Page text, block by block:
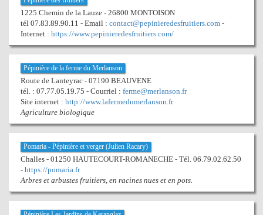
1225 Chemin de la Lauze - 26800 MONTOISON
tél 07.83.89.90.11 - Email : contact@pepinieredesfruitiers.com -
Internet : https://www.pepinieredesfruitiers.com/
Pépinière de la ferme du Merlanson
Route de Lanteyrac - 07190 BEAUVENE
tél. : 07.77.05.19.75 - Courriel : ferme@merlanson.fr
Site internet : http://www.lafermedumerlanson.fr
Agriculture biologique
Pomaria - Pépinière et verger (Julien Racary)
Challes - 01250 HAUTECOURT-ROMANECHE - Tél. 06.79.02.62.50
- https://pomaria.fr
Arbres et arbustes fruitiers, en racines nues et en pots.